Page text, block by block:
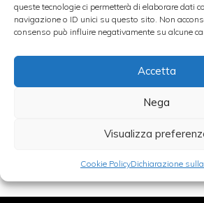
queste tecnologie ci permetterà di elaborare dati
navigazione o ID unici su questo sito. Non
consenso può influire negativamente su alcune
Accetta
Nega
Visualizza
Cookie PolicyDichiarazione
La crema pasticcera, è
utilizzata per la farcitura di
suo